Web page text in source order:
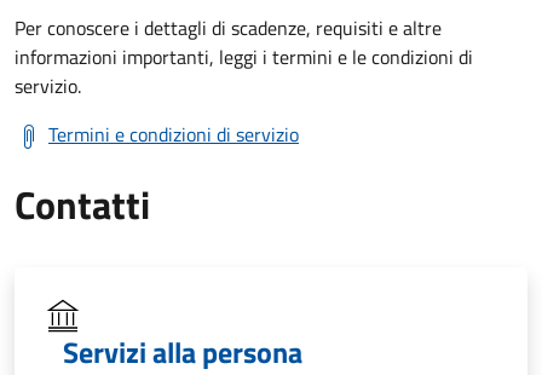
Per conoscere i dettagli di scadenze, requisiti e altre
informazioni importanti, leggi i termini e le condizioni di
servizio.
Termini e condizioni di servizio
Contatti
Servizi alla persona